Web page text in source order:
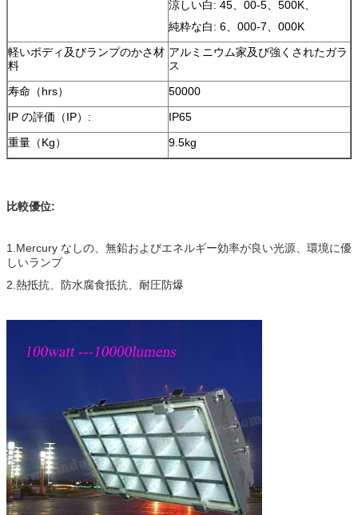
涼しい白: 45、00-5、500K、
純粋な白: 6、000-7、000K
軽いボディ及びランプのかさ材
料
アルミニウム家及び強くされたガラ
ス
寿命（hrs）
50000
IP の評価（IP）:
IP65
重量（Kg）
9.5kg
比較優位:
1.Mercury なしの、無鉛およびエネルギー効率が良い光源、環境に優
しいランプ
2.熱抵抗、防水腐食抵抗、耐圧防爆